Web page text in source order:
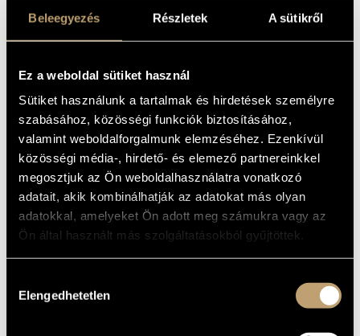
Beleegyezés Részletek A sütikről
Ez a weboldal sütiket használ
Sütiket használunk a tartalmak és hirdetések személyre
szabásához, közösségi funkciók biztosításához,
valamint weboldalforgalmunk elemzéséhez. Ezenkívül
közösségi média-, hirdető- és elemező partnereinkkel
megosztjuk az Ön weboldalhasználatra vonatkozó
adatait, akik kombinálhatják az adatokat más olyan
adatokkal, amelyeket Ön adott meg számukra vagy az
Ön által használt más szolgáltatásokból gyűjtöttek.
kiválasztása
Elengedhetetlen
és kommunikációjukat. Az Um/Welt projekt Marco
Centasso zeneszerző-nagybőgős vezetésével azt vizsgálja,
különféle világok, az interakciók által pedig új terek jönnek
létre a zenészek között zajló párbeszéd számára,
amelyekben a hangok segítségével túlléphetünk az emberi
kommunikáció határain.